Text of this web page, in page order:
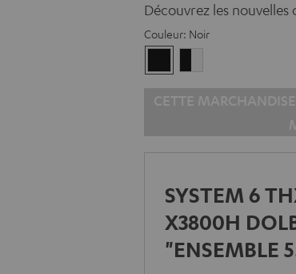
Découvrez les nouvelles
Couleur: Noir
SYSTEM 6
X3800H
"ENSEMBLE